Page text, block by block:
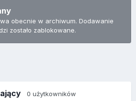
obecnie w archiwum. Dodawanie
zostało zablokowane.
0 użytkowników